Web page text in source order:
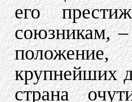
его
союзникам, –
крупнейших
страна